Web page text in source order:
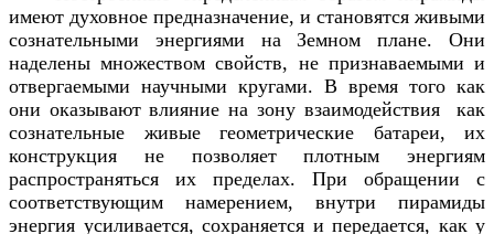
имеют духовное предназначение, и становятся живыми
сознательными энергиями на Земном плане. Они
наделены множеством свойств, не признаваемыми и
отвергаемыми научными кругами. В время того как
они оказывают влияние на зону взаимодействия как
сознательные живые геометрические батареи, их
конструкция не позволяет плотным энергиям
распространяться их пределах. При обращении с
соответствующим намерением, внутри пирамиды
энергия усиливается, сохраняется и передается, как у